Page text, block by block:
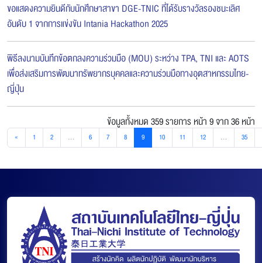
ขอแสดงความยินดีกับนักศึกษาสาขา DGE-TNIC ที่ได้รับรางวัลรองชนะเลิศ
อันดับ 1 จากการแข่งขัน Intania Hackathon 2025
พิธีลงนามบันทึกข้อตกลงความร่วมมือ (MOU) ระหว่าง TPA, TNI และ AOTS
เพื่อส่งเสริมการพัฒนาทรัพยากรบุคคลและความร่วมมือทางอุตสาหกรรมไทย-
ญี่ปุ่น
ข้อมูลทั้งหมด 359 รายการ หน้า 9 จาก 36 หน้า
« 1 2 ... 6 7 8 9 10 11 12 ... 35